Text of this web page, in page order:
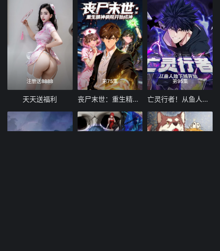
注册送8888
天天送福利
第75集
丧尸末世：重生精神病院开始成神！动态漫画
第95集
亡灵行者！从鱼人地下城开始 动态漫画